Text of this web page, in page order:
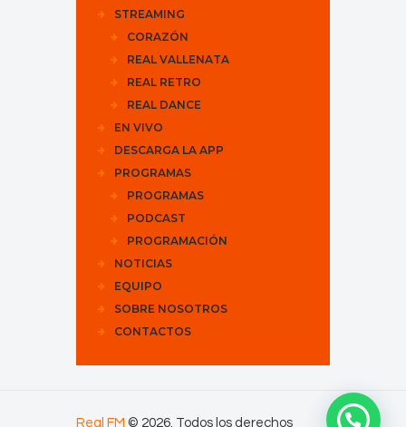
STREAMING
CORAZÓN
REAL VALLENATA
REAL RETRO
REAL DANCE
EN VIVO
DESCARGA LA APP
PROGRAMAS
PROGRAMAS
PODCAST
PROGRAMACIÓN
NOTICIAS
EQUIPO
SOBRE NOSOTROS
CONTACTOS
Real FM © 2026. Todos los derechos